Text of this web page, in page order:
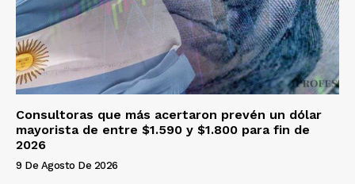
Consultoras que más acertaron prevén un dólar
mayorista de entre $1.590 y $1.800 para fin de
2026
9 De Agosto De 2026